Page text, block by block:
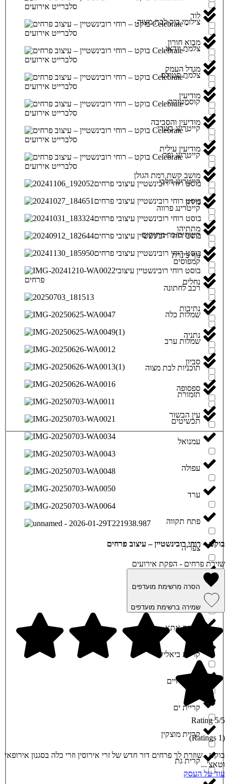
צילומי בוק לבת מצוה
צלמת וידאו
צלמת סטילס
קוסמטיקה
קייטרינג בשרי
קייטרינג ובר
קייטרינג חלבי
קייטרינג פרווה
קינוחים/בר מתוקים
קמפוסים
רכב לחתונה
שמלות כלה
שמלות ערב
תוכניות לבת מצוה
תזמורת
תכשיטים
לוד
מבוא חורון
מגדל העמק
מודיעין
מודיעין והסביבה
מודיעין עילית
מושב קשת רמת הגולן
מירון
מתתיהו
נוף כינרת
נחלים
נתיבות
נתניה
סביון
ספסופה
עין הבשור
עמנואל
עפולה
ערד
פתח תקווה
צפריה
קריית אתא
קריית ביאליק
קריית חיים
קריית ים
קריית מוצקין
קרית גת
בוקט – רוחי רובינשטיין – עיצוב פרחים
שזירת פרחים - הפקת אירועים
הסרה מרשימת מועדפים
שמירה ברשימת מועדפים
5/5 Rating
(1 Ratings)
בוקט - שוזרת לך פרחים דור חדש של זרי אירוסין וזרי כלה בסגנון אירופאי
וטאצ'...
עוד על העסק